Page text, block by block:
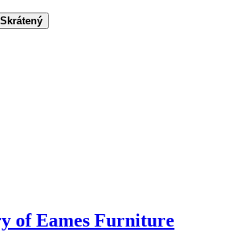
Skrátený
of Eames Furniture